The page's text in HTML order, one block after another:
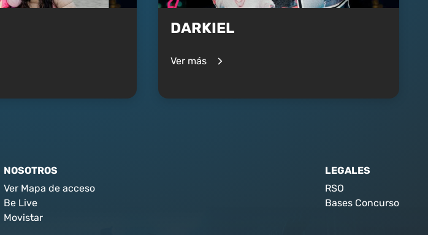
DARKIEL
Ver más
NOSOTROS
Ver Mapa de acceso
Be Live
Movistar
LEGALES
RSO
Bases Concurso